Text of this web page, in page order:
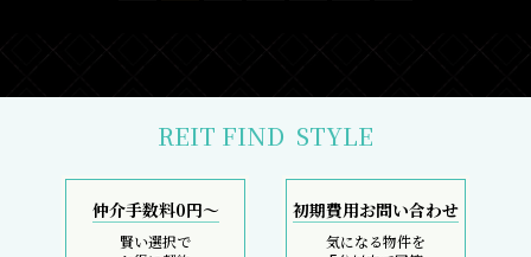
REIT FIND STYLE
仲介手数料0円～
賢い選択で
初期費用お問い合わせ
気になる物件を